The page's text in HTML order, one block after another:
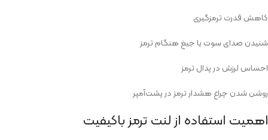
کاهش قدرت ترمزگیری
شنیدن صدای سوت یا جیغ هنگام ترمز
احساس لرزش در پدال ترمز
روشن شدن چراغ هشدار ترمز در پشت‌آمپر
اهمیت استفاده از لنت ترمز باکیفیت